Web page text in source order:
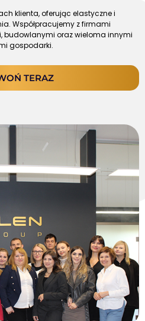
klienta, oferując elastyczne i
Współpracujemy z firmami
budowlanymi oraz wieloma innymi
gospodarki.
TERAZ